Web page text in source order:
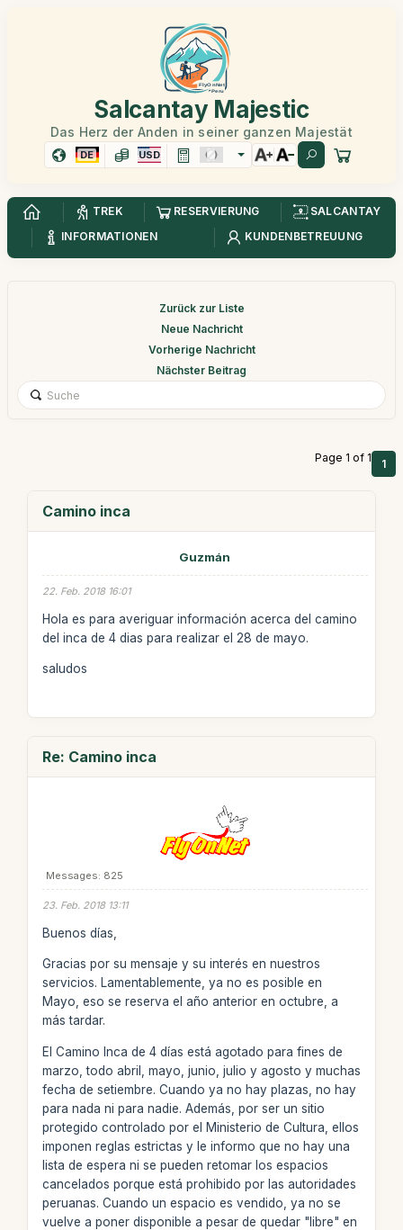
Salcantay Majestic
Das Herz der Anden in seiner ganzen Majestät
DE USD
TREK RESERVIERUNG
SALCANTAY
INFORMATIONEN
KUNDENBETREUUNG
Zurück zur Liste
Neue Nachricht
Vorherige Nachricht
Nächster Beitrag
Page 1 of 1 1
Camino inca
Guzmán
22. Feb. 2018 16:01
Hola es para averiguar información acerca del camino
del inca de 4 dias para realizar el 28 de mayo.
saludos
Re: Camino inca
Messages: 825
23. Feb. 2018 13:11
Buenos días,
Gracias por su mensaje y su interés en nuestros
servicios. Lamentablemente, ya no es posible en
Mayo, eso se reserva el año anterior en octubre, a
más tardar.
El Camino Inca de 4 días está agotado para fines de
marzo, todo abril, mayo, junio, julio y agosto y muchas
fecha de setiembre. Cuando ya no hay plazas, no hay
para nada ni para nadie. Además, por ser un sitio
protegido controlado por el Ministerio de Cultura, ellos
imponen reglas estrictas y le informo que no hay una
lista de espera ni se pueden retomar los espacios
cancelados porque está prohibido por las autoridades
peruanas. Cuando un espacio es vendido, ya no se
vuelve a poner disponible a pesar de quedar "libre" en